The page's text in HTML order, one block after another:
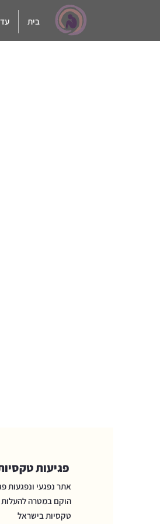
בית
פגיעות
אתר נפגעי ונפגעות
הוקם במטרה להעלות
טקסיות בישראל